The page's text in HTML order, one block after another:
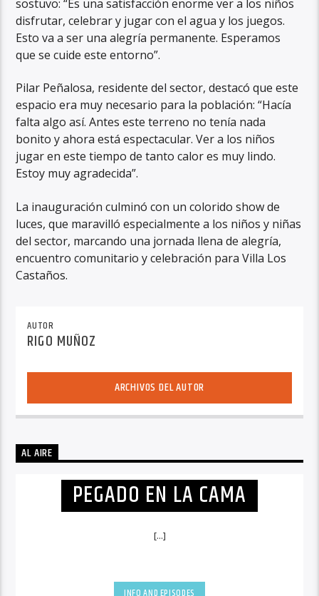
sostuvo: “Es una satisfacción enorme ver a los niños
disfrutar, celebrar y jugar con el agua y los juegos.
Esto va a ser una alegría permanente. Esperamos
que se cuide este entorno”.
Pilar Peñalosa, residente del sector, destacó que este
espacio era muy necesario para la población: “Hacía
falta algo así. Antes este terreno no tenía nada
bonito y ahora está espectacular. Ver a los niños
jugar en este tiempo de tanto calor es muy lindo.
Estoy muy agradecida”.
La inauguración culminó con un colorido show de
luces, que maravilló especialmente a los niños y niñas
del sector, marcando una jornada llena de alegría,
encuentro comunitario y celebración para Villa Los
Castaños.
AUTOR
RIGO MUÑOZ
ARCHIVOS DEL AUTOR
AL AIRE
PEGADO EN LA CAMA
[...]